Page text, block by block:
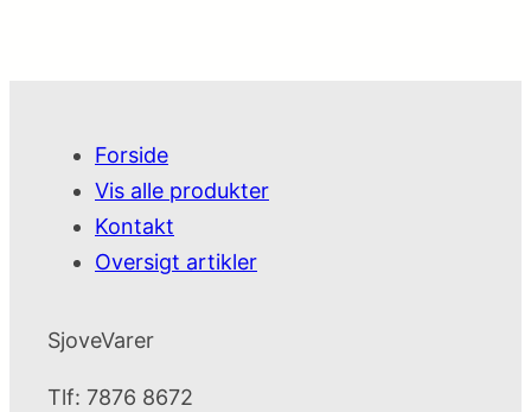
Forside
Vis alle produkter
Kontakt
Oversigt artikler
SjoveVarer
Tlf: 7876 8672